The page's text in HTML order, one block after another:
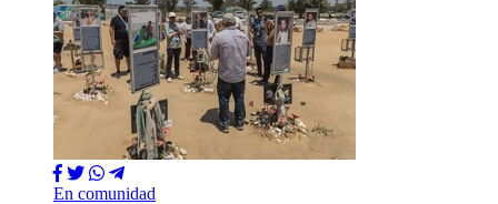
En comunidad